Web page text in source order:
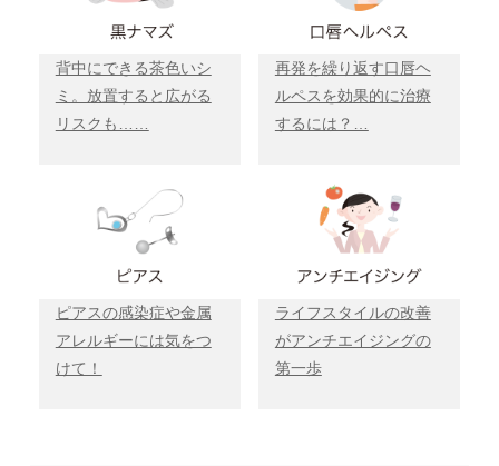
背中にできる茶色いシ
ミ。放置すると広がる
リスクも……
再発を繰り返す口唇ヘ
ルペスを効果的に治療
するには？…
ピアスの感染症や金属
アレルギーには気をつ
けて！
ライフスタイルの改善
がアンチエイジングの
第一歩